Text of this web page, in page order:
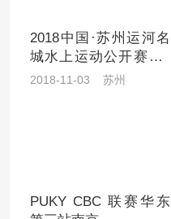
2018中国·苏州运河名
城水上运动公开赛（1
1.03）
2018-11-03 苏州
PUKY CBC 联赛华东